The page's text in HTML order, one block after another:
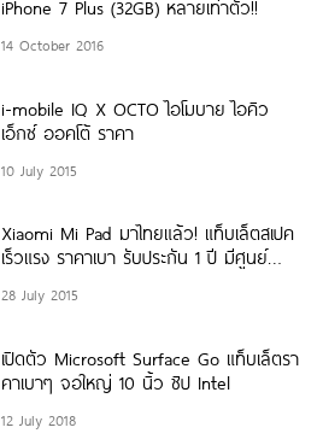
iPhone 7 Plus (32GB) หลายเท่าตัว!!
14 October 2016
i-mobile IQ X OCTO ไอโมบาย ไอคิว
เอ็กซ์ ออคโต้ ราคา
10 July 2015
Xiaomi Mi Pad มาไทยแล้ว! แท็บเล็ตสเปค
เร็วแรง ราคาเบา รับประกัน 1 ปี มีศูนย์
28 July 2015
เปิดตัว Microsoft Surface Go แท็บเล็ตรา
คาเบาๆ จอใหญ่ 10 นิ้ว ชิป Intel
12 July 2018